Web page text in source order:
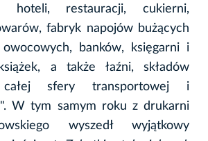
hoteli, restauracji, cukierni,
fabryk napojów bużących
banków, księgarni i
a także łaźni, składów
sfery transportowej i
W tym samym roku z drukarni
wyszedł wyjątkowy